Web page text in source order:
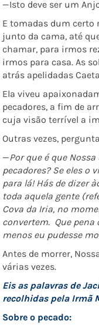
—Isto deve ser um
E tomadas dum certo
junto da cama, até
chamar, para irmos
irmos para casa. As
atrás apelidadas
Ela viveu
pecadores, a fim de
cuja visão terrível a
Outras vezes,
—Por que é que
pecadores? Se eles o
para lá! Hás de dizer
toda aquela gente
Cova da Iria, no
convertem. Que pena
menos eu pudesse
Antes de morrer,
várias vezes.
Eis as palavras de
recolhidas pela Irmã
Sobre o pecado: